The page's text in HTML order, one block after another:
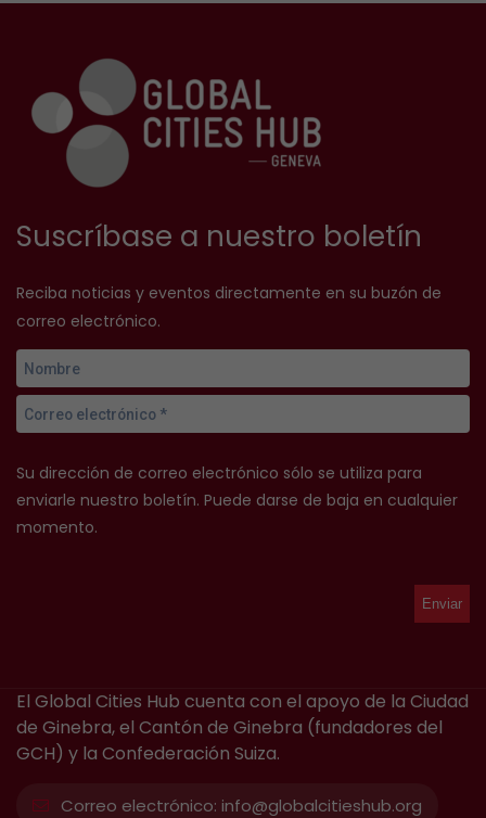
Suscríbase a nuestro boletín
Reciba noticias y eventos directamente en su buzón de
correo electrónico.
Su dirección de correo electrónico sólo se utiliza para
enviarle nuestro boletín. Puede darse de baja en cualquier
momento.
El Global Cities Hub cuenta con el apoyo de la Ciudad
de Ginebra, el Cantón de Ginebra (fundadores del
GCH) y la Confederación Suiza.
Correo electrónico: info@globalcitieshub.org